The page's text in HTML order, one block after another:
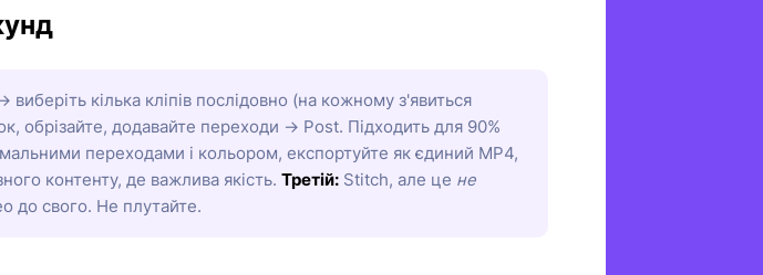
кілька кліпів послідовно (на кожному з'явиться
обрізайте, додавайте переходи → Post. Підходить для 90%
переходами і кольором, експортуйте як єдиний MP4,
контенту, де важлива якість. Третій: Stitch, але це не
до свого. Не плутайте.